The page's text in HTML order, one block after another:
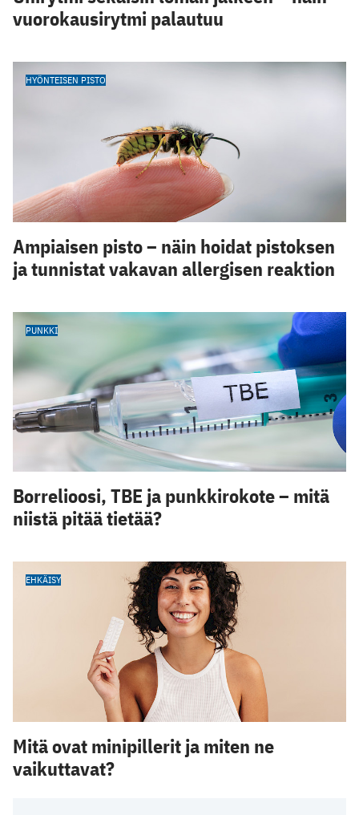
vuorokausirytmi palautuu
HYÖNTEISEN PISTO
Ampiaisen pisto – näin hoidat pistoksen
ja tunnistat vakavan allergisen reaktion
PUNKKI
Borrelioosi, TBE ja punkkirokote – mitä
niistä pitää tietää?
EHKÄISY
Mitä ovat minipillerit ja miten ne
vaikuttavat?